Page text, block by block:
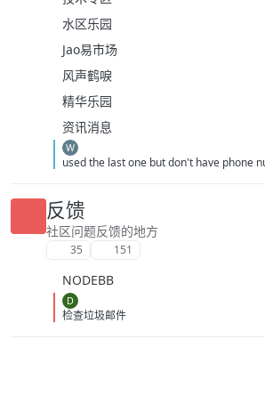
水区乐园
Jao易市场
风声鹤唳
精华乐园
资讯消息
W
used the last one but don't have phone
反馈
社区问题反馈的地方
35 151
NODEBB
D
检查垃圾邮件